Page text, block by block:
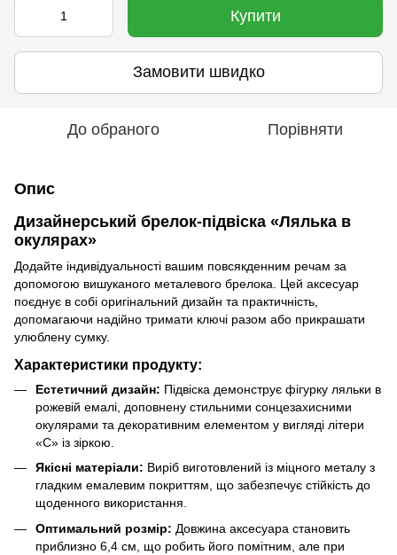
Купити
Замовити швидко
До обраного Порівняти
Опис
Дизайнерський брелок-підвіска «Лялька в
окулярах»
Додайте індивідуальності вашим повсякденним речам за
допомогою вишуканого металевого брелока. Цей аксесуар
поєднує в собі оригінальний дизайн та практичність,
допомагаючи надійно тримати ключі разом або прикрашати
улюблену сумку.
Характеристики продукту:
Естетичний дизайн: Підвіска демонструє фігурку ляльки в
рожевій емалі, доповнену стильними сонцезахисними
окулярами та декоративним елементом у вигляді літери
«C» із зіркою.
Якісні матеріали: Виріб виготовлений із міцного металу з
гладким емалевим покриттям, що забезпечує стійкість до
щоденного використання.
Оптимальний розмір: Довжина аксесуара становить
приблизно 6,4 см, що робить його помітним, але при